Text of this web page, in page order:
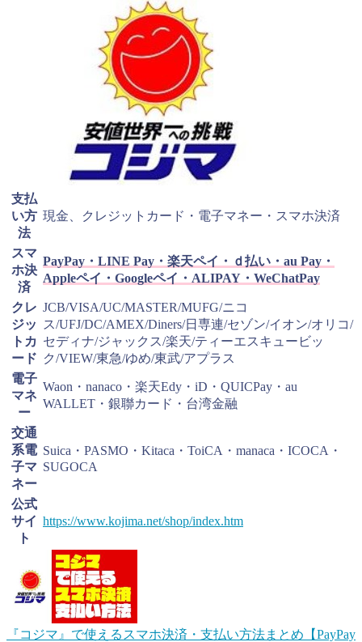
支払
い方
法
現金、クレジットカード・電子マネー・スマホ決済
スマ
ホ決
済
PayPay・LINE Pay・楽天ペイ・ｄ払い・au Pay・
Appleペイ・Googleペイ・ALIPAY・WeChatPay
クレ
ジッ
トカ
ード
JCB/VISA/UC/MASTER/MUFG/ニコ
ス/UFJ/DC/AMEX/Diners/日専連/セゾン/イオン/オリコ/
セディナ/ジャックス/楽天/ティーエスキュービッ
ク/VIEW/東急/ゆめ/東武/アプラス
電子
マネ
ー
Waon・nanaco・楽天Edy・iD・QUICPay・au
WALLET・銀聯カード・台湾金融
交通
系電
子マ
ネー
Suica・PASMO・Kitaca・ToiCA・manaca・ICOCA・
SUGOCA
公式
サイ
ト
https://www.kojima.net/shop/index.htm
『コジマ』で使えるスマホ決済・支払い方法まとめ【PayPay